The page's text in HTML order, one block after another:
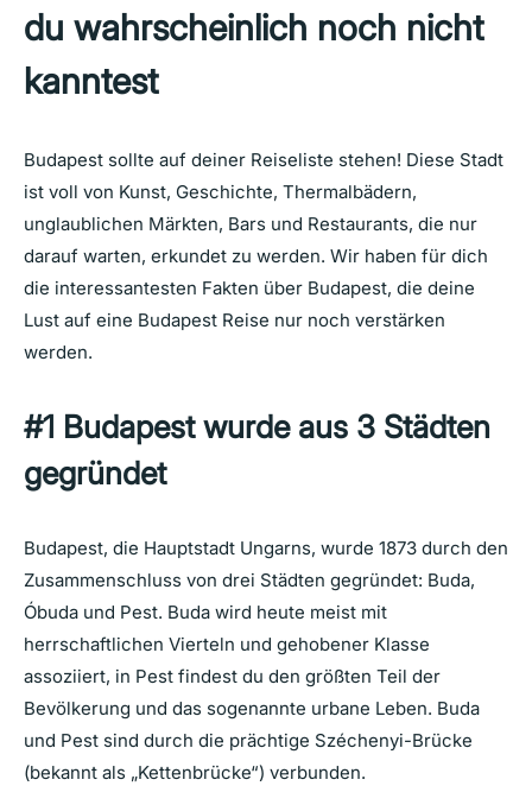
du wahrscheinlich noch nicht
kanntest
Budapest sollte auf deiner Reiseliste stehen! Diese Stadt
ist voll von Kunst, Geschichte, Thermalbädern,
unglaublichen Märkten, Bars und Restaurants, die nur
darauf warten, erkundet zu werden. Wir haben für dich
die interessantesten Fakten über Budapest, die deine
Lust auf eine Budapest Reise nur noch verstärken
werden.
#1 Budapestwurde aus 3 Städten
gegründet
Budapest, die Hauptstadt Ungarns, wurde 1873 durch den
Zusammenschluss von drei Städten gegründet: Buda,
Óbuda und Pest. Buda wird heute meist mit
herrschaftlichen Vierteln und gehobener Klasse
assoziiert, in Pest findest du den größten Teil der
Bevölkerung und das sogenannte urbane Leben. Buda
und Pest sind durch die prächtige Széchenyi-Brücke
(bekannt als „Kettenbrücke“) verbunden.